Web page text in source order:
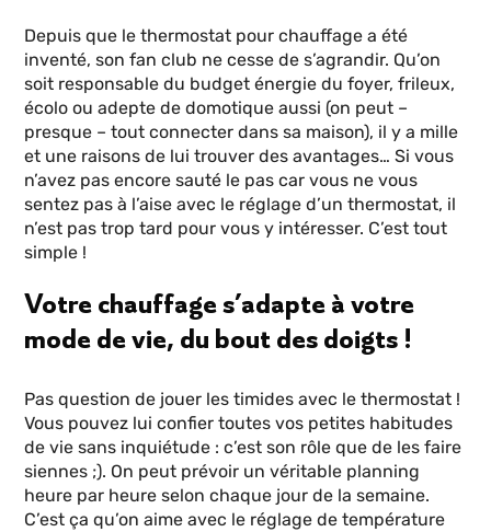
Depuis que le thermostat pour chauffage a été
inventé, son fan club ne cesse de s’agrandir. Qu’on
soit responsable du budget énergie du foyer, frileux,
écolo ou adepte de domotique aussi (on peut –
presque – tout connecter dans sa maison), il y a mille
et une raisons de lui trouver des avantages… Si vous
n’avez pas encore sauté le pas car vous ne vous
sentez pas à l’aise avec le réglage d’un thermostat, il
n’est pas trop tard pour vous y intéresser. C’est tout
simple !
Votre chauffage s’adapte à votre
mode de vie, du bout des doigts !
Pas question de jouer les timides avec le thermostat !
Vous pouvez lui confier toutes vos petites habitudes
de vie sans inquiétude : c’est son rôle que de les faire
siennes ;). On peut prévoir un véritable planning
heure par heure selon chaque jour de la semaine.
C’est ça qu’on aime avec le réglage de température